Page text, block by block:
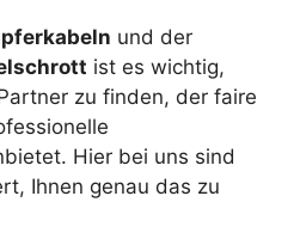
und der
ist es wichtig,
zu finden, der faire
Hier bei uns sind
Ihnen genau das zu